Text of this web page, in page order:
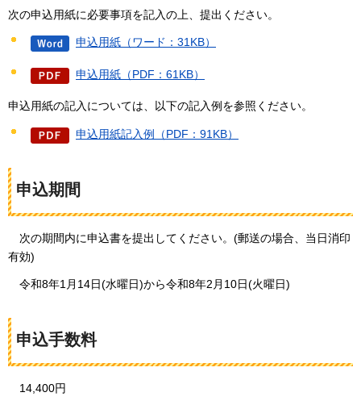
次の申込用紙に必要事項を記入の上、提出ください。
申込用紙（ワード：31KB）
申込用紙（PDF：61KB）
申込用紙の記入については、以下の記入例を参照ください。
申込用紙記入例（PDF：91KB）
申込期間
次の期間内に申込書を提出してください。(郵送の場合、当日消印
有効)
令和8年1月14日(水曜日)から令和8年2月10日(火曜日)
申込手数料
14,400円